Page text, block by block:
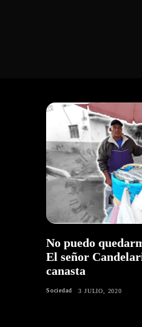
No puedo
El señor
canasta
Sociedad 3 JULIO, 2020